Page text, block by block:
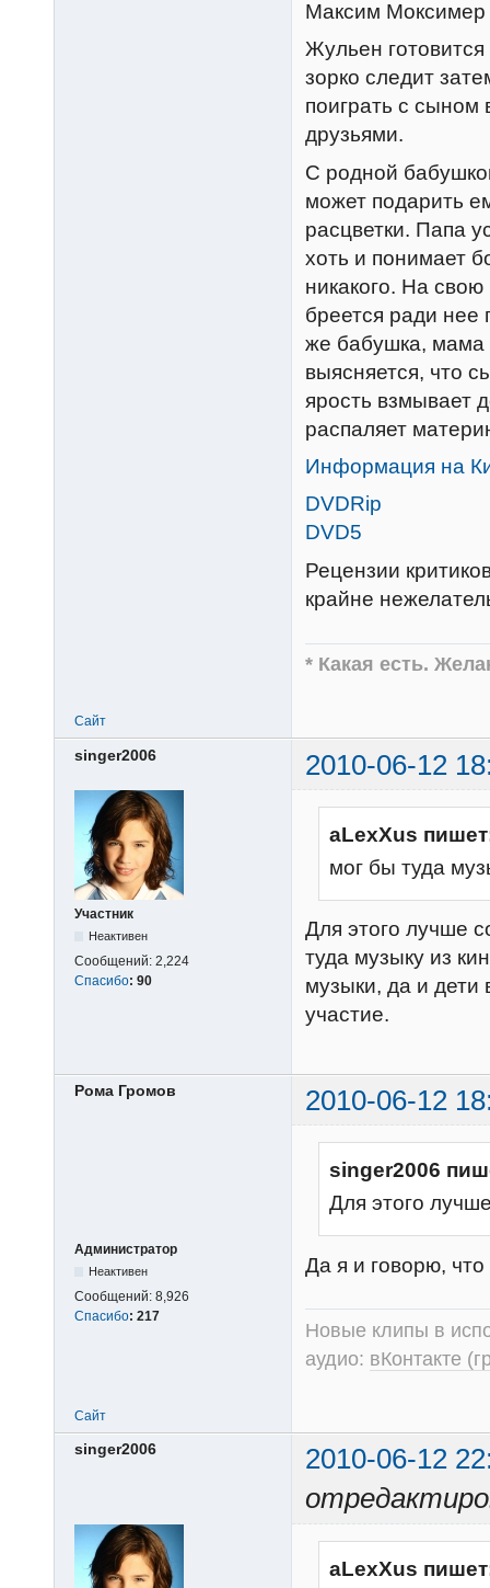
Максим Моксимер
Жульен
зорко следит
поиграть с сыном
друзьями.
С родной
может подарить
расцветки. Папа
хоть и понимает
никакого. На
бреется ради нее
же бабушка, мама
выясняется, что
ярость взмывает
распаляет
Информация на
DVDRip
DVD5
Рецензии
крайне
* Какая есть.
Сайт
singer2006 2010-06-12
Участник
Неактивен
Сообщений: 2,224
Спасибо: 90
aLexXus
мог бы туда
Для этого лучше
туда музыку из
музыки, да и дети
участие.
Рома Громов 2010-06-12
Администратор
Неактивен
Сообщений: 8,926
Спасибо: 217
singer2006
Для этого
Да я и говорю,
Новые клипы в
аудио: вКонтакте
Сайт
singer2006
2010-06-12
aLexXus